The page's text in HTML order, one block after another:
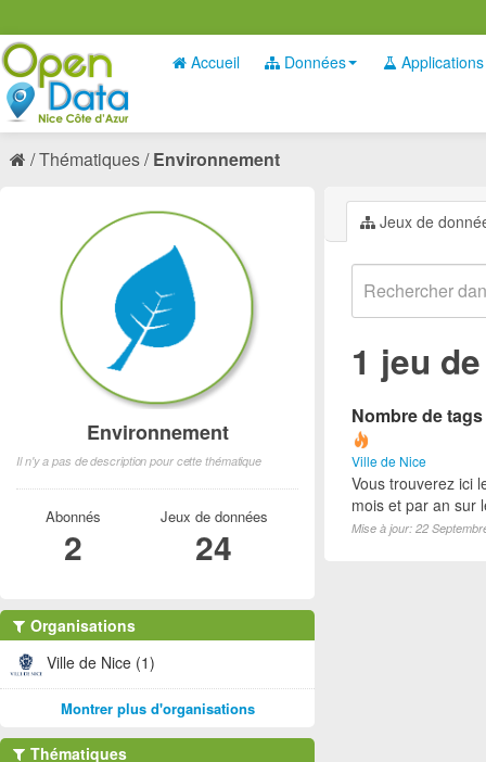
Accueil Données Applications
Thématiques Environnement
Jeux de
1 jeu
Nombre de
Ville de Nice
Vous trouverez ici
mois et par an sur
Mise à jour: 22
Environnement
Il n'y a pas de description pour cette thématique
Abonnés
2
Jeux de données
24
Organisations
Ville de Nice (1)
Montrer plus d'organisations
Thématiques